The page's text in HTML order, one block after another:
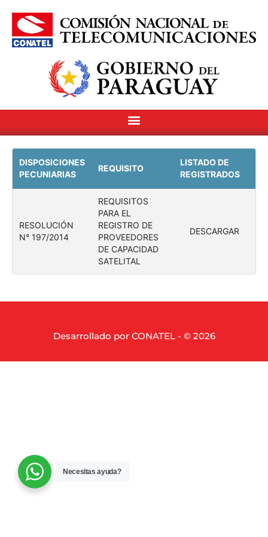
DISPOSICIONES
PECUNIARIAS
REQUISITO
LISTADO DE
REGISTRADOS
RESOLUCIÓN
N° 197/2014
REQUISITOS
PARA EL
REGISTRO DE
PROVEEDORES
DE CAPACIDAD
SATELITAL
DESCARGAR
Desarrollado por CONATEL - © 2026
Necesitas ayuda?